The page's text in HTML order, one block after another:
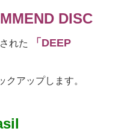
DISC
れた
「DEEP
クアップします。